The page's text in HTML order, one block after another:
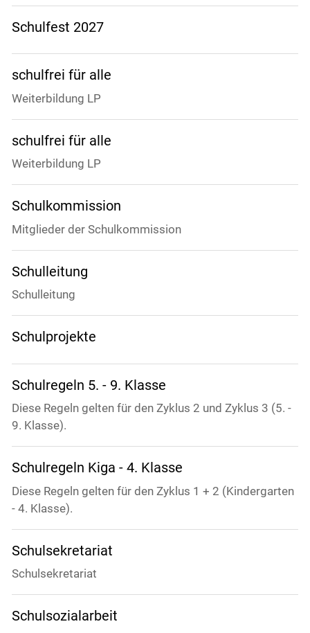
Schulfest 2027
schulfrei für alle
Weiterbildung LP
schulfrei für alle
Weiterbildung LP
Schulkommission
Mitglieder der Schulkommission
Schulleitung
Schulleitung
Schulprojekte
Schulregeln 5. - 9. Klasse
Diese Regeln gelten für den Zyklus 2 und Zyklus 3 (5. -
9. Klasse).
Schulregeln Kiga - 4. Klasse
Diese Regeln gelten für den Zyklus 1 + 2 (Kindergarten
- 4. Klasse).
Schulsekretariat
Schulsekretariat
Schulsozialarbeit